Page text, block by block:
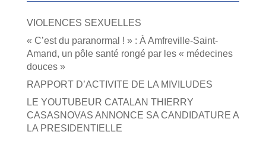
VIOLENCES SEXUELLES
« C’est du paranormal ! » : À Amfreville-Saint-
Amand, un pôle santé rongé par les « médecines
douces »
RAPPORT D’ACTIVITE DE LA MIVILUDES
LE YOUTUBEUR CATALAN THIERRY
CASASNOVAS ANNONCE SA CANDIDATURE A
LA PRESIDENTIELLE